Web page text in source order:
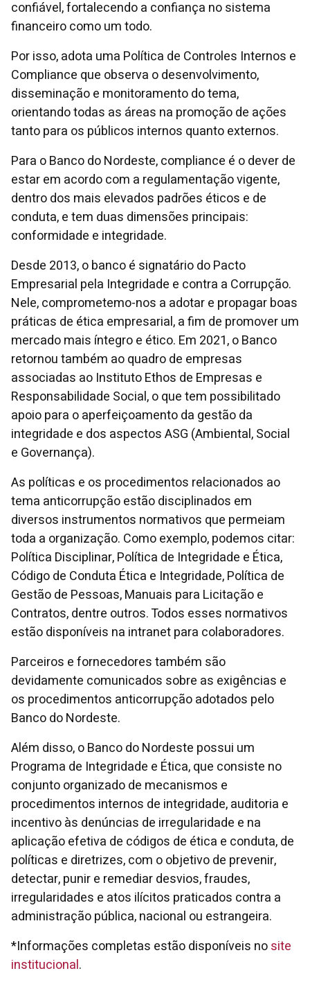
confiável, fortalecendo a confiança no sistema
financeiro como um todo.
Por isso, adota uma Política de Controles Internos e
Compliance que observa o desenvolvimento,
disseminação e monitoramento do tema,
orientando todas as áreas na promoção de ações
tanto para os públicos internos quanto externos.
Para o Banco do Nordeste, compliance é o dever de
estar em acordo com a regulamentação vigente,
dentro dos mais elevados padrões éticos e de
conduta, e tem duas dimensões principais:
conformidade e integridade.
Desde 2013, o banco é signatário do Pacto
Empresarial pela Integridade e contra a Corrupção.
Nele, comprometemo-nos a adotar e propagar boas
práticas de ética empresarial, a fim de promover um
mercado mais íntegro e ético. Em 2021, o Banco
retornou também ao quadro de empresas
associadas ao Instituto Ethos de Empresas e
Responsabilidade Social, o que tem possibilitado
apoio para o aperfeiçoamento da gestão da
integridade e dos aspectos ASG (Ambiental, Social
e Governança).
As políticas e os procedimentos relacionados ao
tema anticorrupção estão disciplinados em
diversos instrumentos normativos que permeiam
toda a organização. Como exemplo, podemos citar:
Política Disciplinar, Política de Integridade e Ética,
Código de Conduta Ética e Integridade, Política de
Gestão de Pessoas, Manuais para Licitação e
Contratos, dentre outros. Todos esses normativos
estão disponíveis na intranet para colaboradores.
Parceiros e fornecedores também são
devidamente comunicados sobre as exigências e
os procedimentos anticorrupção adotados pelo
Banco do Nordeste.
Além disso, o Banco do Nordeste possui um
Programa de Integridade e Ética, que consiste no
conjunto organizado de mecanismos e
procedimentos internos de integridade, auditoria e
incentivo às denúncias de irregularidade e na
aplicação efetiva de códigos de ética e conduta, de
políticas e diretrizes, com o objetivo de prevenir,
detectar, punir e remediar desvios, fraudes,
irregularidades e atos ilícitos praticados contra a
administração pública, nacional ou estrangeira.
*Informações completas estão disponíveis nosite
institucional.